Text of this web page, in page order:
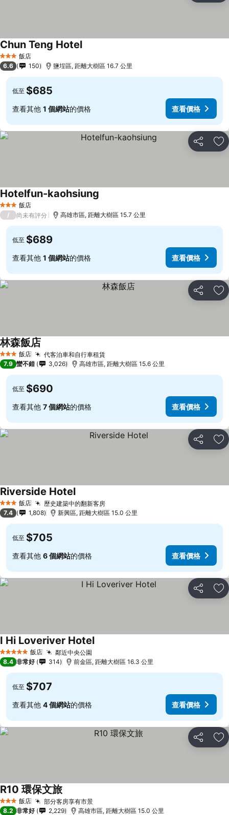
3 星級 飯店
Chun Teng Hotel查看價格
6.6 150 鹽埕區, 距離大樹區 16.7 公里
低至 $685
查看其他 1 個網站的價格 查看價格
分享 加
3 星級 飯店
Hotelfun-kaohsiung
/ 尚未有評分 高雄市區, 距離大樹區 15.7 公里
低至 $689
查看其他 1 個網站的價格 查看價格
分享 加
3 星級 飯店 代客泊車和自行車租賃查看價格
林森飯店
7.9 蠻不錯 3,026 高雄市區, 距離大樹區 15.6 公里
低至 $690
查看其他 7 個網站的價格 查看價格
分享 加
3 星級 飯店 歷史建築中的翻新客房查看價格
Riverside Hotel查看價格
7.4 1,808 新興區, 距離大樹區 15.0 公里
低至 $705
查看其他 6 個網站的價格 查看價格
分享 加
5 星級 飯店 鄰近中央公園
I Hi Loveriver Hotel查看價格
8.4 非常好 314 前金區, 距離大樹區 16.3 公里
低至 $707
查看其他 4 個網站的價格 查看價格
分享 加
3 星級 飯店 部分客房享有市景查看價格
R10 環保文旅查看價格
8.2 非常好 2,229 高雄市區, 距離大樹區 15.0 公里